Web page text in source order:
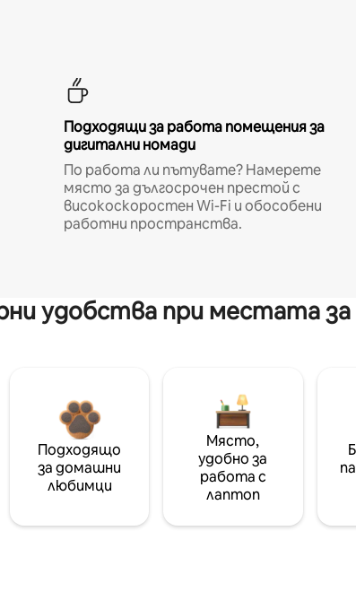
Подходящи за работа помещения за
дигитални номади
По работа ли пътувате? Намерете
място за дългосрочен престой с
високоскоростен Wi-Fi и обособени
работни пространства.
удобства при местата за
Подходящо
за домашни
любимци
Място,
удобно за
работа с
лаптоп